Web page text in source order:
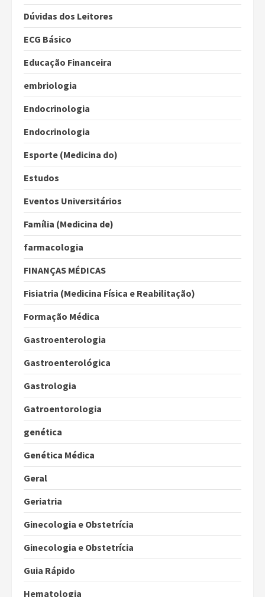
Dúvidas dos Leitores
ECG Básico
Educação Financeira
embriologia
Endocrinologia
Endocrinologia
Esporte (Medicina do)
Estudos
Eventos Universitários
Família (Medicina de)
farmacologia
FINANÇAS MÉDICAS
Fisiatria (Medicina Física e Reabilitação)
Formação Médica
Gastroenterologia
Gastroenterológica
Gastrologia
Gatroentorologia
genética
Genética Médica
Geral
Geriatria
Ginecologia e Obstetrícia
Ginecologia e Obstetrícia
Guia Rápido
Hematologia